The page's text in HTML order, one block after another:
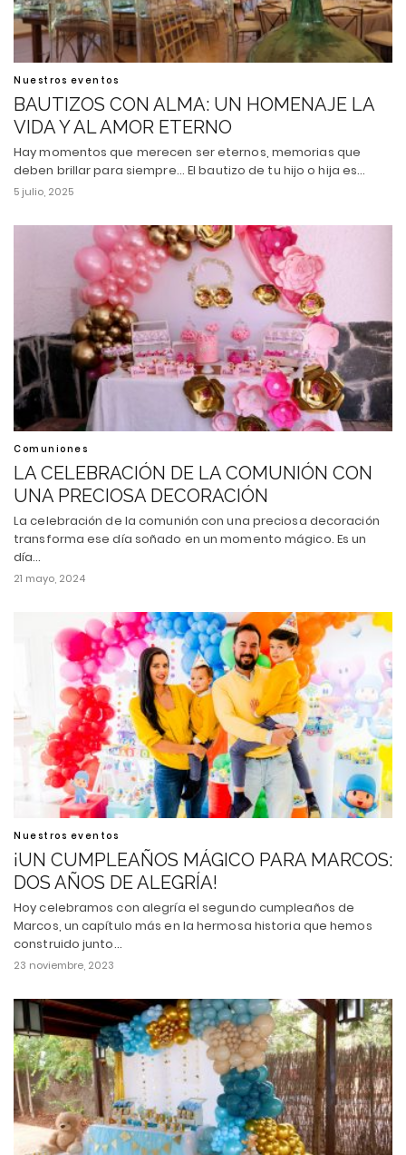
Nuestros eventos
BAUTIZOS CON ALMA: UN HOMENAJE LA
VIDA Y AL AMOR ETERNO
Hay momentos que merecen ser eternos, memorias que
deben brillar para siempre... El bautizo de tu hijo o hija es…
5 julio, 2025
Comuniones
LA CELEBRACIÓN DE LA COMUNIÓN CON
UNA PRECIOSA DECORACIÓN
La celebración de la comunión con una preciosa decoración
transforma ese día soñado en un momento mágico. Es un
día…
21 mayo, 2024
Nuestros eventos
¡UN CUMPLEAÑOS MÁGICO PARA MARCOS:
DOS AÑOS DE ALEGRÍA!
Hoy celebramos con alegría el segundo cumpleaños de
Marcos, un capítulo más en la hermosa historia que hemos
construido junto…
23 noviembre, 2023